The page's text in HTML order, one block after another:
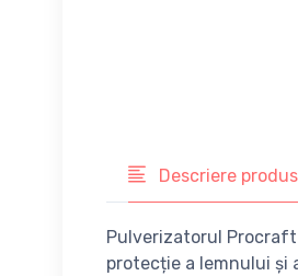
Descriere produs
Pulverizatorul
protecție a lemnului și